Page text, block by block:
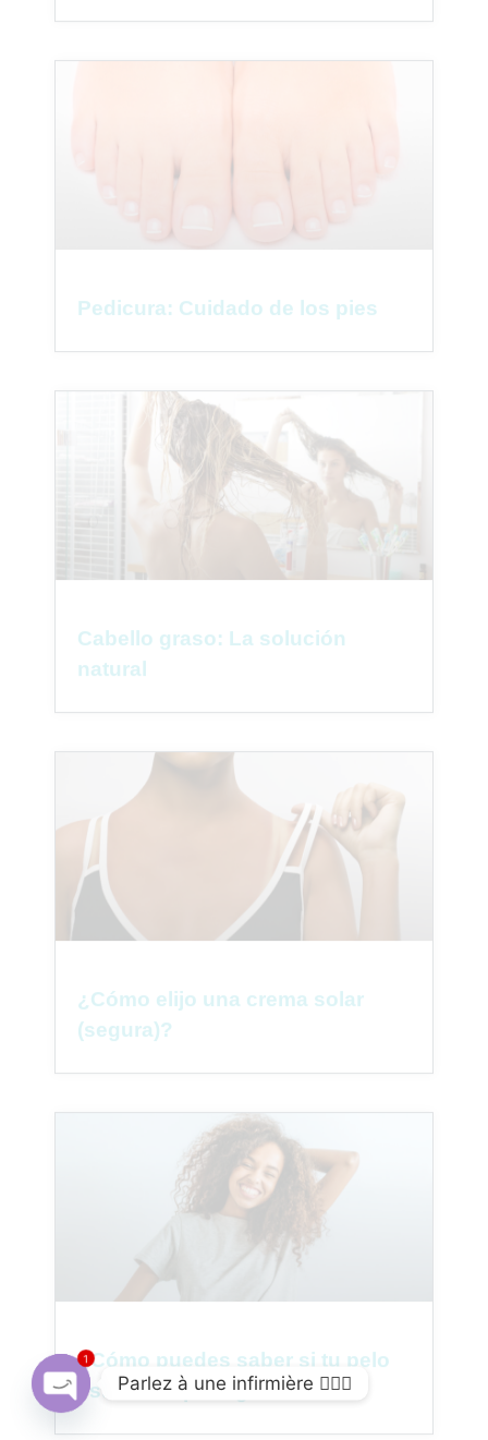
Pedicura: Cuidado de los pies
Cabello graso: La solución
natural
¿Cómo elijo una crema solar
(segura)?
¿Cómo puedes saber si tu pelo
está sobreprotegido?
Parlez à une infirmière 👩🏽‍⚕️
1